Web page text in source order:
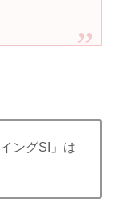
ングSI」は